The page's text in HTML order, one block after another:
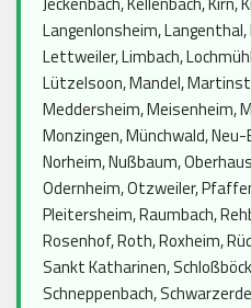
Langenlonsheim,
Lettweiler, Limbach,
Lützelsoon, Mandel,
Meddersheim, Meisenheim,
Monzingen, Münchwald,
Norheim, Nußbaum,
Odernheim, Otzweiler,
Pleitersheim, Raumbach,
Rosenhof, Roth, Roxheim,
Sankt Katharinen,
Schneppenbach,